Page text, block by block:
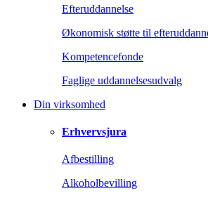
Efteruddannelse
Økonomisk støtte til
Kompetencefonde
Faglige uddannelsesudvalg
Din virksomhed
Erhvervsjura
Afbestilling
Alkoholbevilling